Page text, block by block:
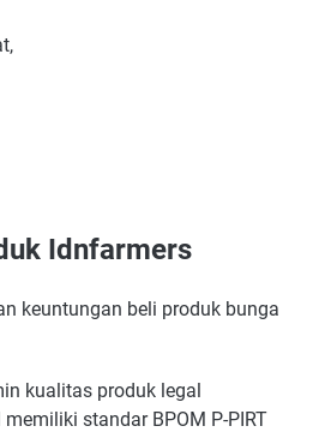
Idnfarmers
keuntungan beli produk bunga
kualitas produk legal
standar BPOM P-PIRT